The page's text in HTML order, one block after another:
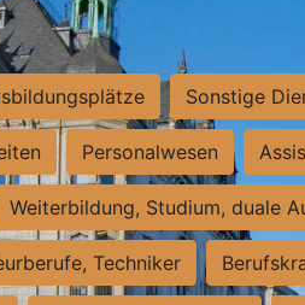
Sonstige
Personalwesen
Weiterbildung, Studium, duale
Techniker